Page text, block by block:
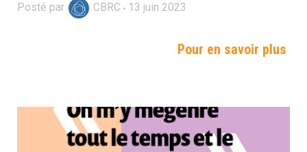
Posté par CBRC 13 juin 2023
Pour en savoir plus